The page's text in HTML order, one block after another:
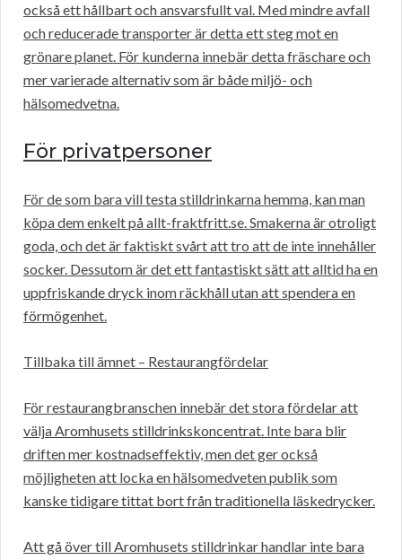
också ett hållbart och ansvarsfullt val. Med mindre avfall
och reducerade transporter är detta ett steg mot en
grönare planet. För kunderna innebär detta fräschare och
mer varierade alternativ som är både miljö- och
hälsomedvetna.
För privatpersoner
För de som bara vill testa stilldrinkarna hemma, kan man
köpa dem enkelt på allt-fraktfritt.se. Smakerna är otroligt
goda, och det är faktiskt svårt att tro att de inte innehåller
socker. Dessutom är det ett fantastiskt sätt att alltid ha en
uppfriskande dryck inom räckhåll utan att spendera en
förmögenhet.
Tillbaka till ämnet – Restaurangfördelar
För restaurangbranschen innebär det stora fördelar att
välja Aromhusets stilldrinkskoncentrat. Inte bara blir
driften mer kostnadseffektiv, men det ger också
möjligheten att locka en hälsomedveten publik som
kanske tidigare tittat bort från traditionella läskedrycker.
Att gå över till Aromhusets stilldrinkar handlar inte bara